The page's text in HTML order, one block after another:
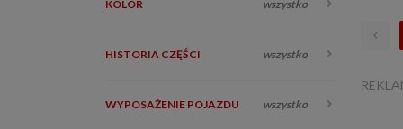
KOLOR wszystko
HISTORIA CZĘŚCI wszystko
WYPOSAŻENIE POJAZDU wszystko